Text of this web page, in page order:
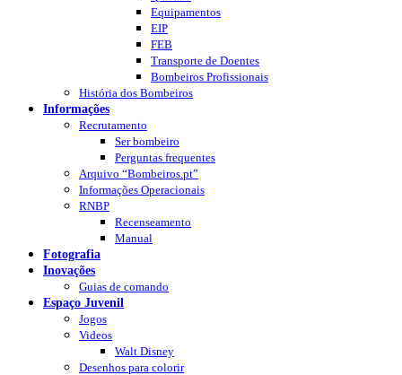
Equipamentos
EIP
FEB
Transporte de Doentes
Bombeiros Profissionais
História dos Bombeiros
Informações
Recrutamento
Ser bombeiro
Perguntas frequentes
Arquivo “Bombeiros.pt”
Informações Operacionais
RNBP
Recenseamento
Manual
Fotografia
Inovações
Guias de comando
Espaço Juvenil
Jogos
Videos
Walt Disney
Desenhos para colorir